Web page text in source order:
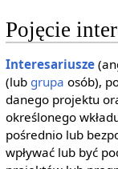
Pojęcie
Interesariusze
(lub grupa osób),
danego projektu
określonego
pośrednio lub
wpływać lub być